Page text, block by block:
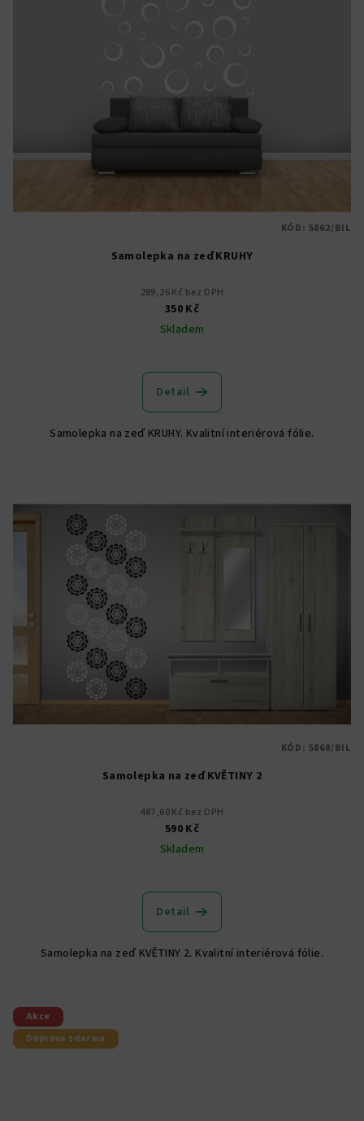
Samolepka na zeď KRUHY
289,26 Kč bez DPH
350 Kč
Skladem
Detail
Samolepka na zeď KRUHY. Kvalitní interiérová fólie.
KÓD: 5862/BIL
Samolepka na zeď KVĚTINY 2
487,60 Kč bez DPH
590 Kč
Skladem
Detail
Samolepka na zeď KVĚTINY 2. Kvalitní interiérová fólie.
KÓD: 5868/BIL
Akce
Doprava zdarma